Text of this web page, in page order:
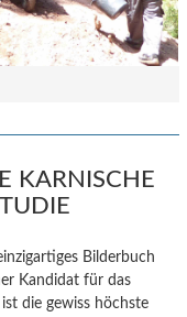
KARNISCHE
Bilderbuch
Kandidat für das
die gewiss höchste